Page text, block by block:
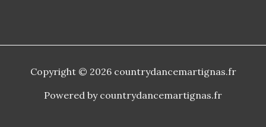
Copyright © 2026 countrydancemartignas.fr
Powered by countrydancemartignas.fr